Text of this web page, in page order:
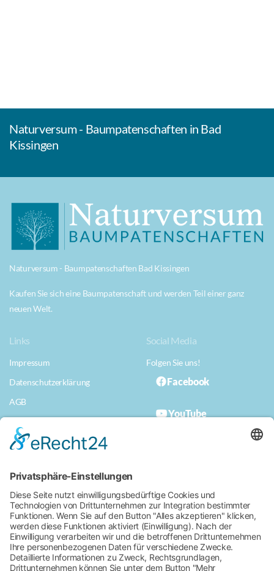
Naturversum - Baumpatenschaften in Bad
Kissingen
Naturversum - Baumpatenschaften Bad Kissingen
Kaufen Sie sich eine Baumpatenschaft und werden Teil einer ganz
neuen Welt.
Links
Impressum
Datenschutzerklärung
AGB
Musterwiderrufserklärung
Social Media
Folgen Sie uns!
Facebook
YouTube
Für ein naturnahes Bad
Kissingen.